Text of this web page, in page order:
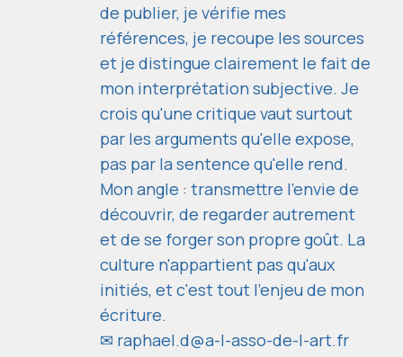
de publier, je vérifie mes
références, je recoupe les sources
et je distingue clairement le fait de
mon interprétation subjective. Je
crois qu'une critique vaut surtout
par les arguments qu'elle expose,
pas par la sentence qu'elle rend.
Mon angle : transmettre l'envie de
découvrir, de regarder autrement
et de se forger son propre goût. La
culture n'appartient pas qu'aux
initiés, et c'est tout l'enjeu de mon
écriture.
✉ raphael.d@a-l-asso-de-l-art.fr